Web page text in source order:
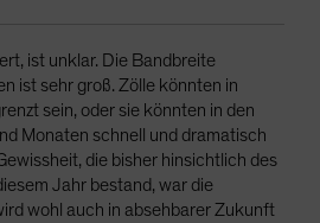
ist unklar. Die Bandbreite
ist sehr groß. Zölle könnten in
sein, oder sie könnten in den
Monaten schnell und dramatisch
die bisher hinsichtlich des
Jahr bestand, war die
wohl auch in absehbarer Zukunft